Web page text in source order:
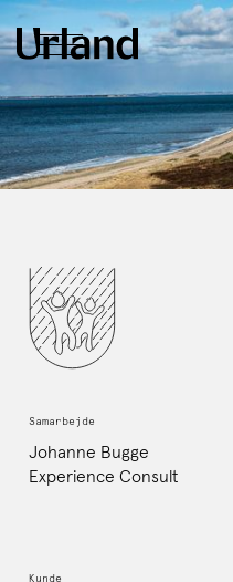
Samarbejde
Johanne Bugge
Experience Consult
Kunde